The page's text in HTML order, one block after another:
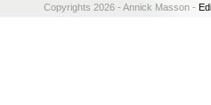
Copyrights 2026 - Annick Masson -